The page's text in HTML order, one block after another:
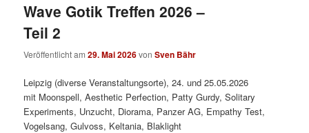
Wave Gotik Treffen 2026 –
Teil 2
Veröffentlicht am29. Mai 2026vonSven Bähr
Leipzig (diverse Veranstaltungsorte), 24. und 25.05.2026
mit Moonspell, Aesthetic Perfection, Patty Gurdy, Solitary
Experiments, Unzucht, Diorama, Panzer AG, Empathy Test,
Vogelsang, Gulvoss, Keltania, Blaklight